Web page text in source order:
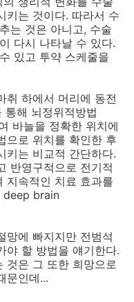
키는 것이다. 따라서 수
는 것은 아니고, 수술
다시 나타날 수 있다.
있고 투약 스케줄을
취 하에서 머리에 동전
통해 뇌정위적방법
바늘을 정확한 위치에
으로 위치를 확인한 후
키는 비교적 간단하다.
반영구적으로 전기적
지속적인 치료 효과를
deep brain
망에 빠지지만 전범석
야 할 방법을 얘기한다.
것은 그 또한 희망으로
문인데...